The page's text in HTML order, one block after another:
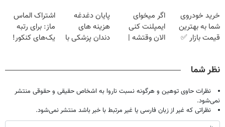
امشب)
در بیار😍
خرید خودروی
شما به بهترین
قیمت بازار ✅
اگر میخوای
ایمپلنت کنی
الان وقتشه |
پایان دغدغه
هزینه های
دندان پزشکی با
اشتراک الماس
ماز: برای رتبه
یک‌های کنکور!
نظر شما
نظرات حاوی توهین و هرگونه نسبت ناروا به اشخاص حقیقی و حقوقی منتشر
نمی‌شود.
نظراتی که غیر از زبان فارسی یا غیر مرتبط با خبر باشد منتشر نمی‌شود.